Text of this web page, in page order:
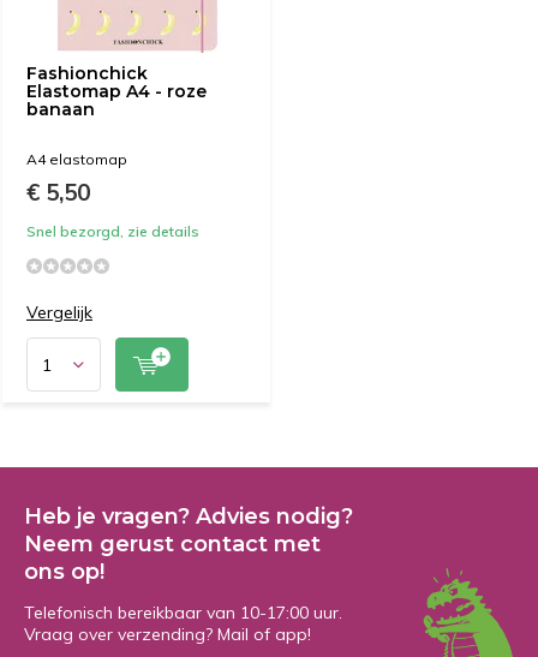
Fashionchick
Elastomap A4 - roze
banaan
A4 elastomap
€ 5,50
Snel bezorgd, zie details
Vergelijk
Heb je vragen? Advies nodig?
Neem gerust contact met
ons op!
Telefonisch bereikbaar van 10-17:00 uur.
Vraag over verzending? Mail of app!